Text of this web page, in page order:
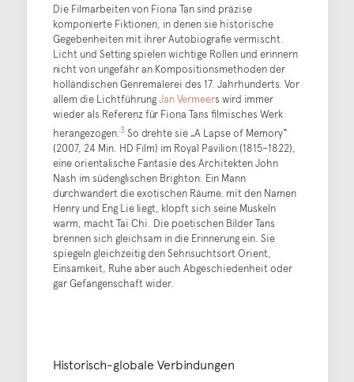
Die Filmarbeiten von Fiona Tan sind präzise
komponierte Fiktionen, in denen sie historische
Gegebenheiten mit ihrer Autobiografie vermischt.
Licht und Setting spielen wichtige Rollen und erinnern
nicht von ungefähr an Kompositionsmethoden der
holländischen Genremalerei des 17. Jahrhunderts. Vor
allem die LichtführungJan Vermeers wird immer
wieder als Referenz für Fiona Tans filmisches Werk
herangezogen.3So drehte sie „A Lapse of Memory“
(2007, 24 Min. HD Film) im Royal Pavilion (1815–1822),
eine orientalische Fantasie des Architekten John
Nash im südenglischen Brighton. Ein Mann
durchwandert die exotischen Räume. mit den Namen
Henry und Eng Lie liegt, klopft sich seine Muskeln
warm, macht Tai Chi. Die poetischen Bilder Tans
brennen sich gleichsam in die Erinnerung ein. Sie
spiegeln gleichzeitig den Sehnsuchtsort Orient,
Einsamkeit, Ruhe aber auch Abgeschiedenheit oder
gar Gefangenschaft wider.
Historisch-globale Verbindungen